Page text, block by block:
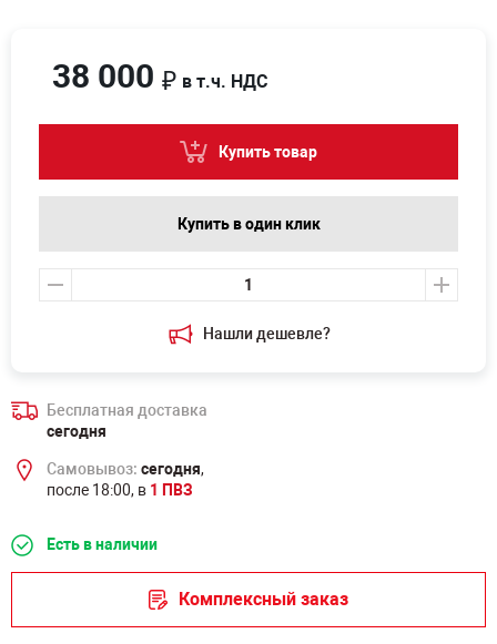
Нашли дешевле?
38 000 ₽ в т.ч. НДС
Купить товар
Купить в один клик
Бесплатная доставка
сегодня
Самовывоз: сегодня,
после 18:00, в 1 ПВЗ
Есть в наличии
Комплексный заказ